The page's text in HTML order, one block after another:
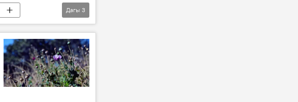
Дагы 3